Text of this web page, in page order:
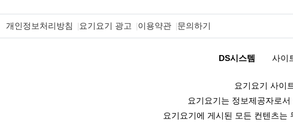
개인정보처리방침 요기요기 광고 이용약관 문의하기
DS시스템 사이
요기요기 사이
요기요기는 정보제공자로
요기요기에 게시된 모든 컨텐츠는